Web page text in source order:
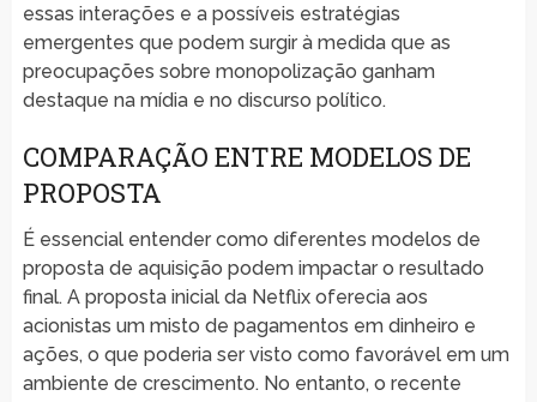
essas interações e a possíveis estratégias
emergentes que podem surgir à medida que as
preocupações sobre monopolização ganham
destaque na mídia e no discurso político.
COMPARAÇÃO ENTRE MODELOS DE
PROPOSTA
É essencial entender como diferentes modelos de
proposta de aquisição podem impactar o resultado
final. A proposta inicial da Netflix oferecia aos
acionistas um misto de pagamentos em dinheiro e
ações, o que poderia ser visto como favorável em um
ambiente de crescimento. No entanto, o recente